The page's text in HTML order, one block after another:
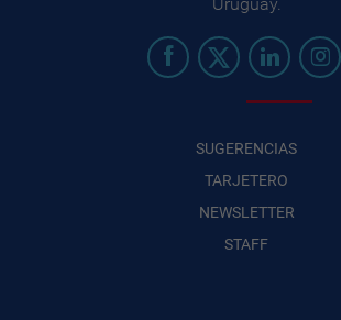
Uruguay.
SUGERENCIAS
TARJETERO
NEWSLETTER
STAFF